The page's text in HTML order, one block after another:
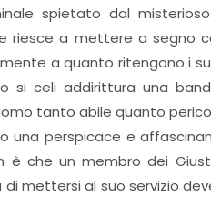
spietato dal
riesce a mettere a segno
a quanto ritengono i
si celi addirittura una
tanto abile quanto
una perspicace e
è che un membro dei
mettersi al suo servizio